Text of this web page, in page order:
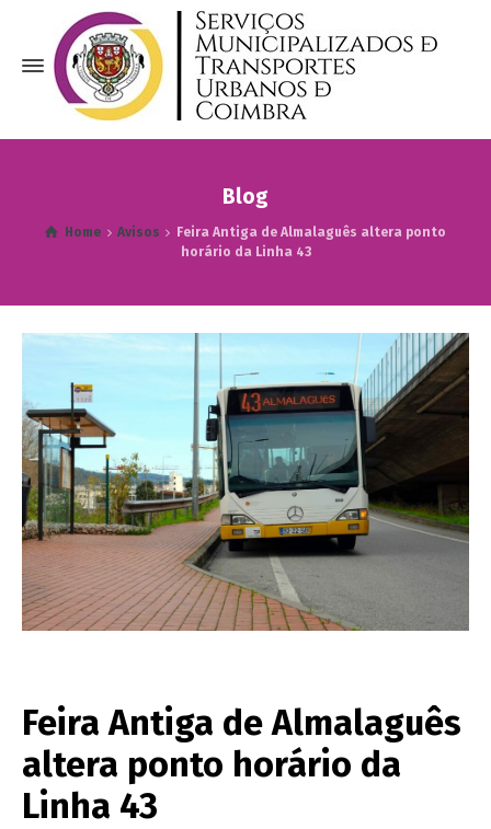
Blog
Home Avisos
Feira Antiga de Almalaguês altera ponto
horário da Linha 43
Feira Antiga de Almalaguês
altera ponto horário da
Linha 43